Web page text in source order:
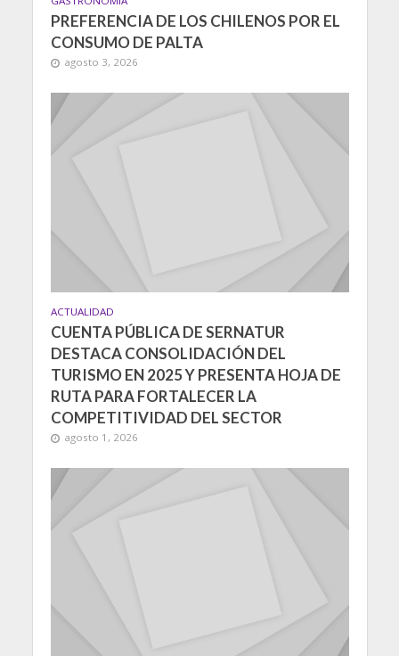
PREFERENCIA DE LOS CHILENOS POR EL
CONSUMO DE PALTA
agosto 3, 2026
ACTUALIDAD
CUENTA PÚBLICA DE SERNATUR
DESTACA CONSOLIDACIÓN DEL
TURISMO EN 2025 Y PRESENTA HOJA DE
RUTA PARA FORTALECER LA
COMPETITIVIDAD DEL SECTOR
agosto 1, 2026